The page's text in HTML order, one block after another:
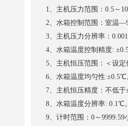
1、主机压力范围：0.5～
2、水箱控制范围：室温
3、主机压力分辨率：
4、水箱温度控制精度:
5、主机恒压范围：＜设定
6、水箱温度均匀性:±0.5℃
7、主机恒压精度：不低于
8、水箱温度分辨率: 0.1℃
9、计时范围：0～9999.59